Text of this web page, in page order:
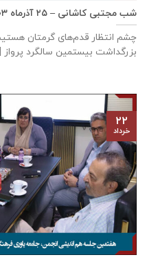
شب مجتبی کاشانی – ۲۵ آذرماه ۱۴۰۳
چشم انتظار قدم‌های گرمتان
بزرگداشت بیستمین سالگرد پرواز
۲۲
خرداد